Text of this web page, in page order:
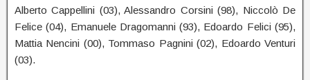
Alberto Cappellini (03), Alessandro Corsini (98), Niccolò De
Felice (04), Emanuele Dragomanni (93), Edoardo Felici (95),
Mattia Nencini (00), Tommaso Pagnini (02), Edoardo Venturi
(03).